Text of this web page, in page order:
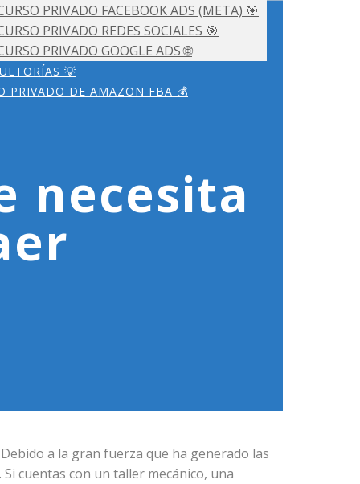
PRIVADO FACEBOOK ADS (META) 🎯
PRIVADO REDES SOCIALES 🎯
PRIVADO GOOGLE ADS 🌐
💡
PRIVADO DE AMAZON FBA 💰
necesita
a la gran fuerza que ha generado las
cuentas con un taller mecánico, una